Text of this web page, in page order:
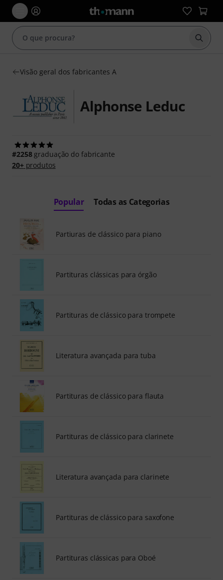
Iniciar
Visão geral dos fabricantes A
Alphonse Leduc
#2258graduação do fabricante
20+produtos
Popular Todas as Categorias
Partiuras de clássico para piano
Partituras clássicas para órgão
Partituras de clássico para trompete
Literatura avançada para tuba
Partituras de clássico para flauta
Partituras de clássico para clarinete
Literatura avançada para clarinete
Partituras de clássico para saxofone
Partituras clássicas para Oboé